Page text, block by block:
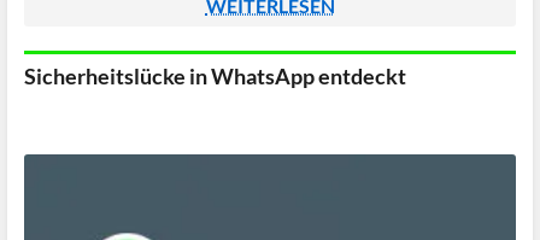
WEITERLESEN
Sicherheitslücke in WhatsApp entdeckt